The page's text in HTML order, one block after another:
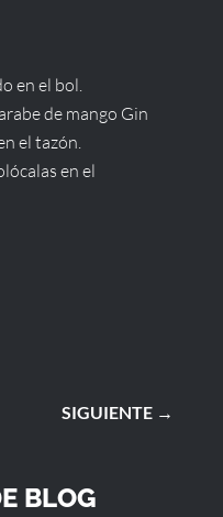
en el bol.
de mango Gin
el tazón.
en el
SIGUIENTE →
BLOG